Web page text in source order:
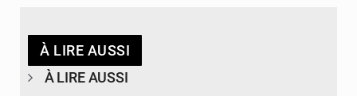
À LIRE AUSSI
À LIRE AUSSI